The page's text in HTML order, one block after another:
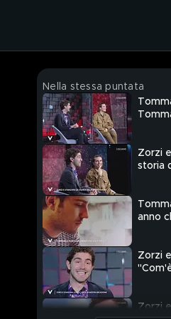
Nella stessa puntata
Zorzi
storia
anno
Zorzi
Zorzi